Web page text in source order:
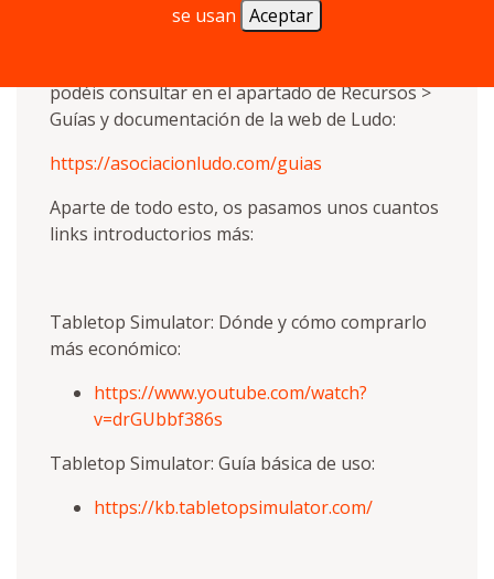
activos. Para hacer más fáciles vuestros
primeros pasos, nuestro socio David Vaquero
podéis consultar en el apartado de Recursos >
Guías y documentación de la web de Ludo:
https://asociacionludo.com/guias
Aparte de todo esto, os pasamos unos cuantos
links introductorios más:
Tabletop Simulator: Dónde y cómo comprarlo
más económico:
https://www.youtube.com/watch?
v=drGUbbf386s
Tabletop Simulator: Guía básica de uso:
https://kb.tabletopsimulator.com/
se usan Aceptar